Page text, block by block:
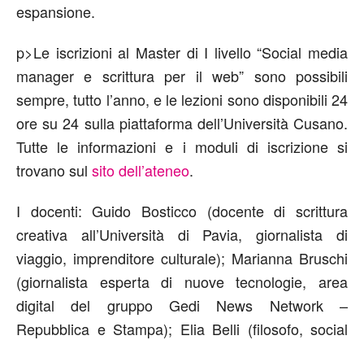
espansione.
p>Le iscrizioni al Master di I livello “Social media
manager e scrittura per il web” sono possibili
sempre, tutto l’anno, e le lezioni sono disponibili 24
ore su 24 sulla piattaforma dell’Università Cusano.
Tutte le informazioni e i moduli di iscrizione si
trovano sul sito dell’ateneo.
I docenti: Guido Bosticco (docente di scrittura
creativa all’Università di Pavia, giornalista di
viaggio, imprenditore culturale); Marianna Bruschi
(giornalista esperta di nuove tecnologie, area
digital del gruppo Gedi News Network –
Repubblica e Stampa); Elia Belli (filosofo, social